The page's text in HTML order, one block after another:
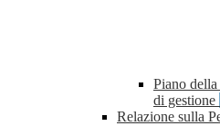
Piano
di gestione
Relazione sulla